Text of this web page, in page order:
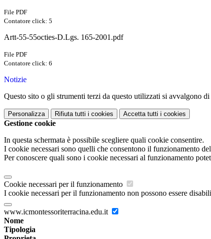
File PDF
Contatore click: 5
Artt-55-55octies-D.Lgs. 165-2001.pdf
File PDF
Contatore click: 6
Notizie
Questo sito o gli strumenti terzi da questo utilizzati si avvalgono
Personalizza Rifiuta tutti i cookies Accetta tutti i cookies
Gestione cookie
In questa schermata è possibile scegliere quali cookie consentire.
I cookie necessari sono quelli che consentono il funzionamento
Per conoscere quali sono i cookie necessari al funzionamento
Cookie necessari per il funzionamento
I cookie necessari per il funzionamento non possono essere
www.icmontessoriterracina.edu.it
Nome
Tipologia